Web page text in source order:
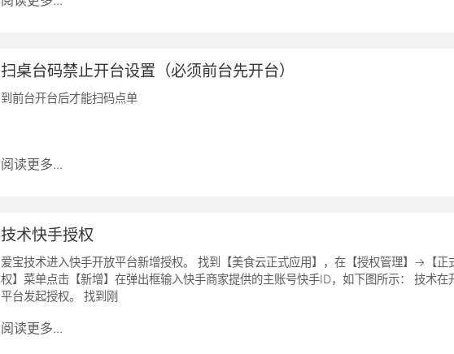
扫桌台码禁止开台设置（必须前台先开台）
到前台开台后才能扫码点单
阅读更多...
技术快手授权
爱宝技术进入快手开放平台新增授权。 找到【美食云正式应用】，在【授权管理】->【正
权】菜单点击【新增】在弹出框输入快手商家提供的主账号快手ID，如下图所示： 技术在
平台发起授权。 找到刚
阅读更多...